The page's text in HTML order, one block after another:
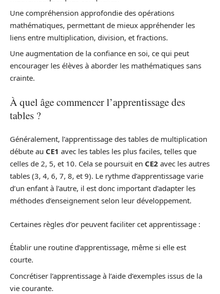
Une compréhension approfondie des opérations
mathématiques, permettant de mieux appréhender les
liens entre multiplication, division, et fractions.
Une augmentation de la confiance en soi, ce qui peut
encourager les élèves à aborder les mathématiques sans
crainte.
À quel âge commencer l’apprentissage des
tables ?
Généralement, l’apprentissage des tables de multiplication
débute au CE1 avec les tables les plus faciles, telles que
celles de 2, 5, et 10. Cela se poursuit en CE2 avec les autres
tables (3, 4, 6, 7, 8, et 9). Le rythme d’apprentissage varie
d’un enfant à l’autre, il est donc important d’adapter les
méthodes d’enseignement selon leur développement.
Certaines règles d’or peuvent faciliter cet apprentissage :
Établir une routine d’apprentissage, même si elle est
courte.
Concrétiser l’apprentissage à l’aide d’exemples issus de la
vie courante.